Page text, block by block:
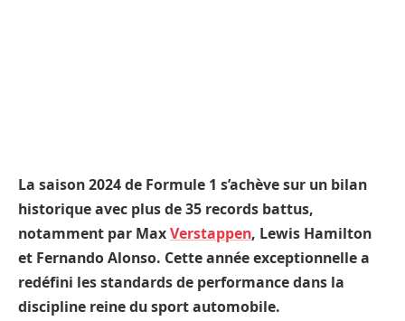
La saison 2024 de Formule 1 s’achève sur un bilan
historique avec plus de 35 records battus,
notamment par MaxVerstappen, Lewis Hamilton
et Fernando Alonso. Cette année exceptionnelle a
redéfini les standards de performance dans la
discipline reine du sport automobile.